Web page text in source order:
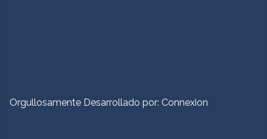
Orgullosamente Desarrollado por: Connexion